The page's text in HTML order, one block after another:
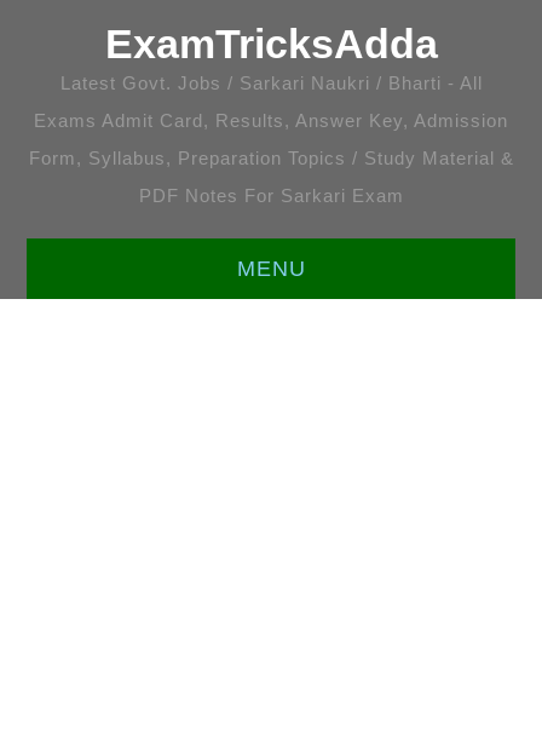
ExamTricksAdda
Latest Govt. Jobs / Sarkari Naukri / Bharti - All
Exams Admit Card, Results, Answer Key, Admission
Form, Syllabus, Preparation Topics / Study Material &
PDF Notes For Sarkari Exam
MENU